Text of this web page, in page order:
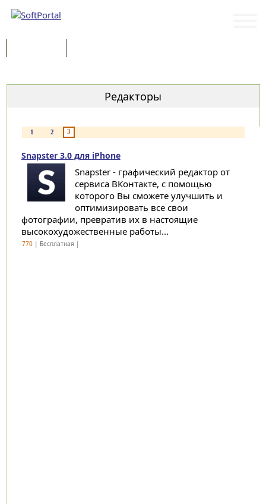
Редакторы
1 2 3
Snapster 3.0 для iPhone
Snapster - графический редактор от
сервиса ВКонтакте, с помощью
которого Вы сможете улучшить и
оптимизировать все свои
фотографии, превратив их в настоящие
высокохудожественные работы...
770| Бесплатная |